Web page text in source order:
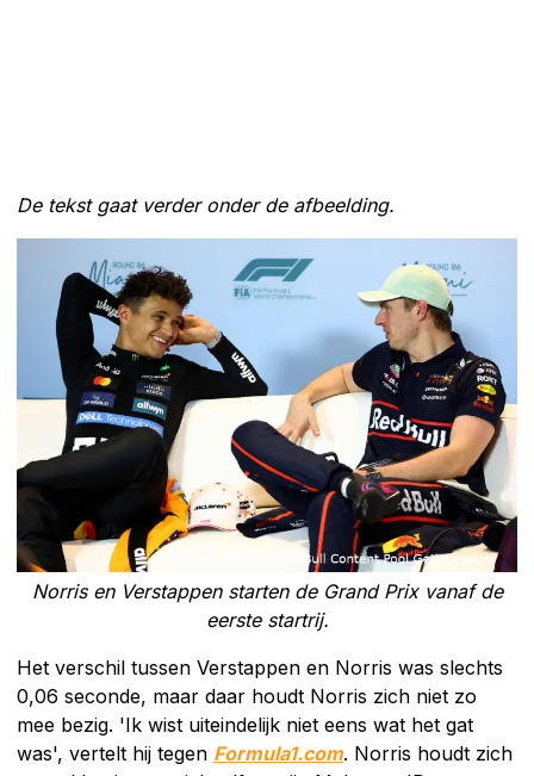
De tekst gaat verder onder de afbeelding.
Norris en Verstappen starten de Grand Prix vanaf de
eerste startrij.
Het verschil tussen Verstappen en Norris was slechts
0,06 seconde, maar daar houdt Norris zich niet zo
mee bezig. 'Ik wist uiteindelijk niet eens wat het gat
was', vertelt hij tegen Formula1.com. Norris houdt zich